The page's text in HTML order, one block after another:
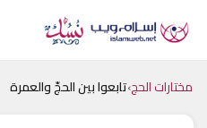
مختارات الحج›تابعوا بين الحجّ والعمرة